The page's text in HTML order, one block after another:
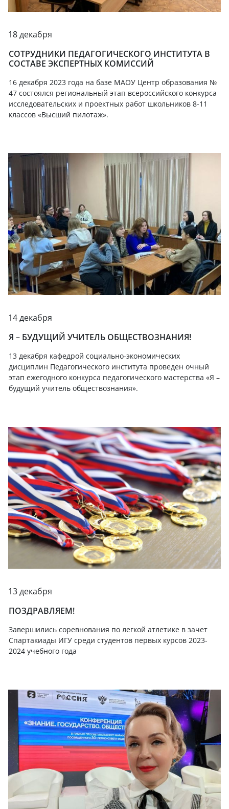
18 декабря
СОТРУДНИКИ ПЕДАГОГИЧЕСКОГО ИНСТИТУТА В
СОСТАВЕ ЭКСПЕРТНЫХ КОМИССИЙ
16 декабря 2023 года на базе МАОУ Центр образования №
47 состоялся региональный этап всероссийского конкурса
исследовательских и проектных работ школьников 8-11
классов «Высший пилотаж».
14 декабря
Я – БУДУЩИЙ УЧИТЕЛЬ ОБЩЕСТВОЗНАНИЯ!
13 декабря кафедрой социально-экономических
дисциплин Педагогического института проведен очный
этап ежегодного конкурса педагогического мастерства «Я –
будущий учитель обществознания».
13 декабря
ПОЗДРАВЛЯЕМ!
Завершились соревнования по легкой атлетике в зачет
Спартакиады ИГУ среди студентов первых курсов 2023-
2024 учебного года